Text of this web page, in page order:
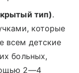
тип).
которые
всем детские
больных,
2—4